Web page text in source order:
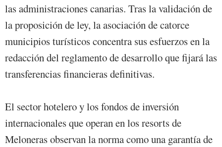
las administraciones canarias. Tras la validación de
la proposición de ley, la asociación de catorce
municipios turísticos concentra sus esfuerzos en la
redacción del reglamento de desarrollo que fijará las
transferencias financieras definitivas.
El sector hotelero y los fondos de inversión
internacionales que operan en los resorts de
Meloneras observan la norma como una garantía de